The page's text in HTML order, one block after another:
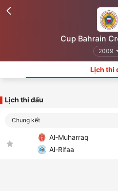
Cup Bahrain
2009
Lịch thi
Lịch thi đấu
Chung kết
Al-Muharraq
Al-Rifaa